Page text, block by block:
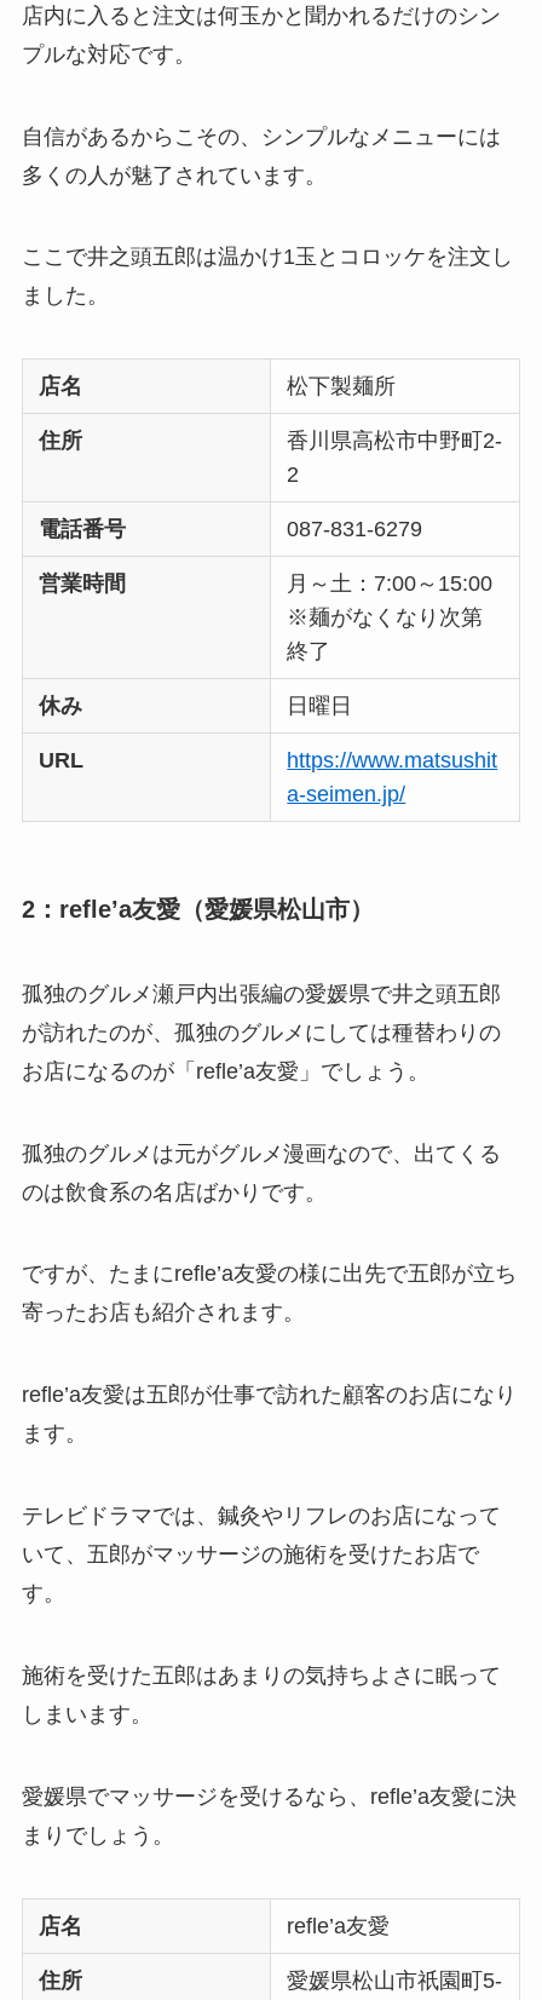
店内に入ると注文は何玉かと聞かれるだけのシン
プルな対応です。
自信があるからこその、シンプルなメニューには
多くの人が魅了されています。
ここで井之頭五郎は温かけ1玉とコロッケを注文し
ました。
店名 松下製麺所
住所
香川県高松市中野町2-
2
電話番号 087-831-6279
営業時間
月～土：7:00～15:00
※麺がなくなり次第
終了
休み 日曜日
URL
https://www.matsushit
a-seimen.jp/
2：refle’a友愛（愛媛県松山市）
孤独のグルメ瀬戸内出張編の愛媛県で井之頭五郎
が訪れたのが、孤独のグルメにしては種替わりの
お店になるのが「refle’a友愛」でしょう。
孤独のグルメは元がグルメ漫画なので、出てくる
のは飲食系の名店ばかりです。
ですが、たまにrefle’a友愛の様に出先で五郎が立ち
寄ったお店も紹介されます。
refle’a友愛は五郎が仕事で訪れた顧客のお店になり
ます。
テレビドラマでは、鍼灸やリフレのお店になって
いて、五郎がマッサージの施術を受けたお店で
す。
施術を受けた五郎はあまりの気持ちよさに眠って
しまいます。
愛媛県でマッサージを受けるなら、refle’a友愛に決
まりでしょう。
店名 refle’a友愛
住所
愛媛県松山市祇園町5-